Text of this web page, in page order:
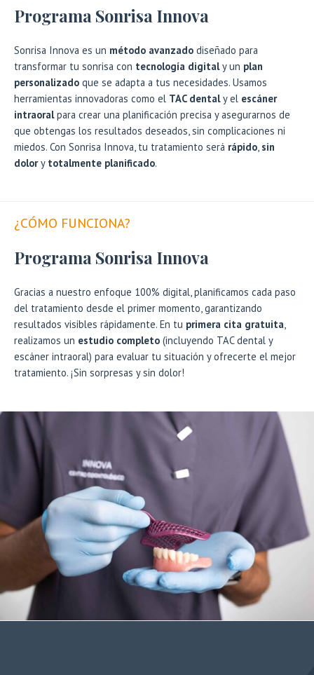
Programa Sonrisa Innova
Sonrisa Innova es un método avanzado diseñado para
transformar tu sonrisa con tecnología digitaly un plan
personalizado que se adapta a tus necesidades. Usamos
herramientas innovadoras como el TAC dentaly el escáner
intraoralpara crear una planificación precisa y asegurarnos de
que obtengas los resultados deseados, sin complicaciones ni
miedos. Con Sonrisa Innova, tu tratamiento será rápido, sin
dolory totalmente planificado.
¿CÓMO FUNCIONA?
Programa Sonrisa Innova
Gracias a nuestro enfoque 100% digital, planificamos cada paso
del tratamiento desde el primer momento, garantizando
resultados visibles rápidamente. En tu primera cita gratuita,
realizamos un estudio completo (incluyendo TAC dental y
escáner intraoral) para evaluar tu situación y ofrecerte el mejor
tratamiento. ¡Sin sorpresas y sin dolor!